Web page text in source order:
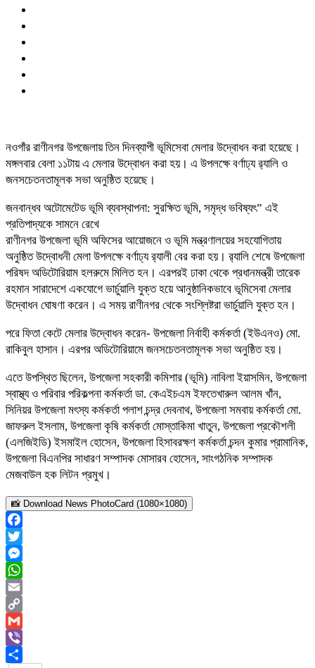
নওগাঁর রাণীনগর উপজেলায় তিন দিনব্যাপী ভূমিসেবা মেলার উদ্বোধন করা হয়েছে।
মঙ্গলবার বেলা ১১টায় এ মেলার উদ্বোধন করা হয়। এ উপলক্ষে বর্ণাঢ্য র‌্যালি ও
জনসচেতনতামূলক সভা অনুষ্ঠিত হয়েছে।
জনবান্ধব অটোমেটেড ভূমি ব্যবস্থাপনা: সুরক্ষিত ভূমি, সমৃদ্ধ ভবিষ্যৎ” এই
প্রতিপাদ্যকে সামনে রেখে
রাণীনগর উপজেলা ভূমি অফিসের আয়োজনে ও ভূমি মন্ত্রণালয়ের সহযোগিতায়
অনুষ্ঠিত উদ্বোধনী মেলা উপলক্ষে বর্ণাঢ্য র‌্যালী বের করা হয়। র‌্যালি শেষে উপজেলা
পরিষদ অডিটোরিয়াম হলরুমে মিলিত হন। এরপরই ঢাকা থেকে প্রধানমন্ত্রী তারেক
রহমান সারাদেশে একযোগে ভার্চুয়ালি যুক্ত হয়ে আনুষ্ঠানিকভাবে ভূমিসেবা মেলার
উদ্বোধন ঘোষণা করেন। এ সময় রাণীনগর থেকে সংশ্লিষ্টরা ভার্চুয়ালি যুক্ত হন।
পরে ফিতা কেটে মেলার উদ্বোধন করেন- উপজেলা নির্বাহী কর্মকর্তা (ইউএনও) মো.
রাকিবুল হাসান। এরপর অডিটোরিয়ামে জনসচেতনতামূলক সভা অনুষ্ঠিত হয়।
এতে উপস্থিত ছিলেন, উপজেলা সহকারী কমিশার (ভূমি) নাবিলা ইয়াসমিন, উপজেলা
স্বাস্থ্য ও পরিবার পরিকল্পনা কর্মকর্তা ডা. কেএইচএম ইফতেখারুল আলম খাঁন,
সিনিয়র উপজেলা মৎস্য কর্মকর্তা পলাশ চন্দ্র দেবনাথ, উপজেলা সমবায় কর্মকর্তা মো.
জাফরুল ইসলাম, উপজেলা কৃষি কর্মকর্তা মোস্তাকিমা খাতুন, উপজেলা প্রকৌশলী
(এলজিইডি) ইসমাইল হোসেন, উপজেলা হিসাবরক্ষণ কর্মকর্তা চন্দন কুমার প্রামানিক,
উপজেলা বিএনপির সাধারণ সম্পাদক মোসারব হোসেন, সাংগঠনিক সম্পাদক
মেজবাউল হক লিটন প্রমুখ।
📸 Download News PhotoCard (1080×1080)
Facebook
Twitter
Messenger
WhatsApp
Email
Copy
Link
Gmail
Viber